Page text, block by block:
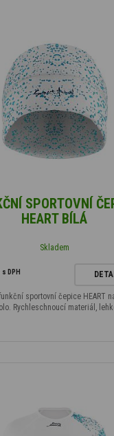
SPORTOVNÍ
HEART BÍLÁ
Skladem
s DPH
sportovní čepice HEART
Rychleschnoucí materiál,